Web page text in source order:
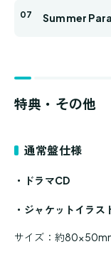
Summer
特典・その他
通常盤仕様
・ドラマCD
・ジャケットイラ
サイズ：約